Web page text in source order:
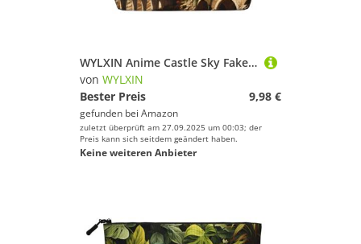
WYLXIN Anime Castle Sky Fake Hanf Make-up Tasche Umweltfreundlich und langlebig, einfaches Design, einfach Ihre Beauty-Essentials zu verstauen.
von WYLXIN
Bester Preis
9,98 €
gefunden bei Amazon
zuletzt überprüft am 27.09.2025 um 00:03; der
Preis kann sich seitdem geändert haben.
Keine weiteren Anbieter